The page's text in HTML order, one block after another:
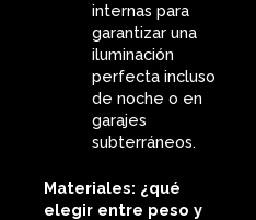
internas para
garantizar una
iluminación
perfecta incluso
de noche o en
garajes
subterráneos.
Materiales: ¿qué
elegir entre peso y